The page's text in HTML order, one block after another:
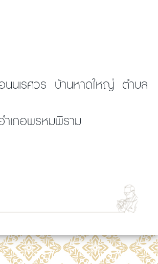
อนนเรศวร บ้านหาดใหญ่ ตำบล
เภอพรหมพิราม